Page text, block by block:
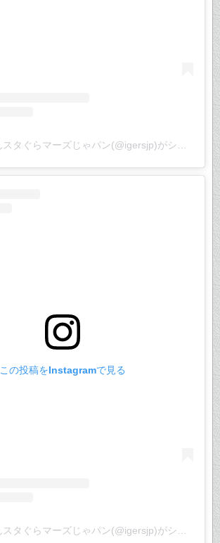
この投稿をInstagramで見る